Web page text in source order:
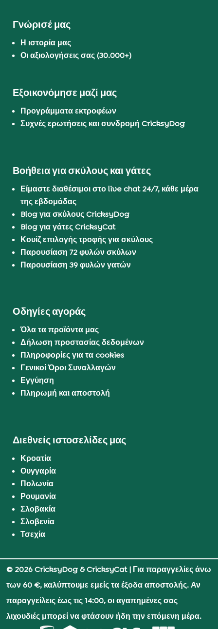
Γνώρισέ μας
Η ιστορία μας
Οι αξιολογήσεις σας (30.000+)
Εξοικονόμησε μαζί μας
Προγράμματα εκτροφέων
Συχνές ερωτήσεις και συνδρομή CricksyDog
Βοήθεια για σκύλους και γάτες
Είμαστε διαθέσιμοι στο live chat 24/7, κάθε μέρα
της εβδομάδας
Blog για σκύλους CricksyDog
Blog για γάτες CricksyCat
Κουίζ επιλογής τροφής για σκύλους
Παρουσίαση 72 φυλών σκύλων
Παρουσίαση 39 φυλών γατών
Οδηγίες αγοράς
Όλα τα προϊόντα μας
Δήλωση προστασίας δεδομένων
Πληροφορίες για τα cookies
Γενικοί Όροι Συναλλαγών
Εγγύηση
Πληρωμή και αποστολή
Διεθνείς ιστοσελίδες μας
Κροατία
Ουγγαρία
Πολωνία
Ρουμανία
Σλοβακία
Σλοβενία
Τσεχία
© 2026 CricksyDog & CricksyCat| Για παραγγελίες άνω
των 60 €, καλύπτουμε εμείς τα έξοδα αποστολής. Αν
παραγγείλεις έως τις 14:00, οι αγαπημένες σας
λιχουδιές μπορεί να φτάσουν ήδη την επόμενη μέρα.